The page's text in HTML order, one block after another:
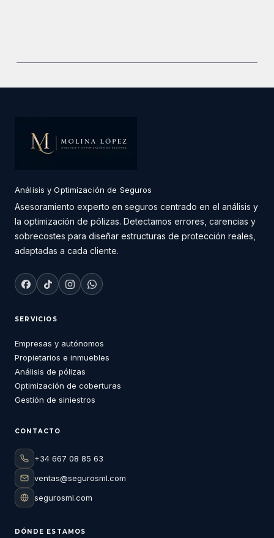
Análisis y Optimización de Seguros
Asesoramiento experto en seguros centrado en el análisis y
la optimización de pólizas. Detectamos errores, carencias y
sobrecostes para diseñar estructuras de protección reales,
adaptadas a cada cliente.
SERVICIOS
Empresas y autónomos
Propietarios e inmuebles
Análisis de pólizas
Optimización de coberturas
Gestión de siniestros
CONTACTO
+34 667 08 85 63
ventas@segurosml.com
segurosml.com
DÓNDE ESTAMOS